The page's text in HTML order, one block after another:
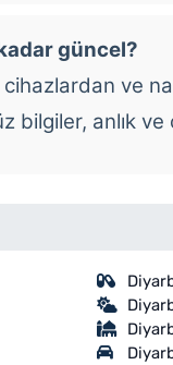
güncel?
ve
anlık ve